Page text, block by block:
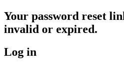
Your password reset
invalid or expired.
Log in